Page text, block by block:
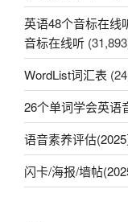
英语48个音标在线
音标在线听
WordList词汇表
26个单词学会英语
语音素养评估
闪卡/海报/墙帖